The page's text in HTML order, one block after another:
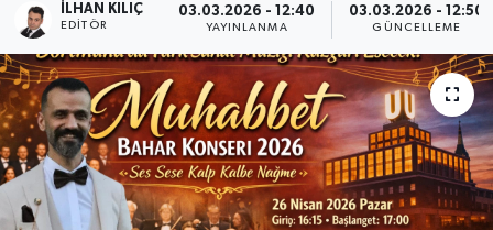
İLHAN KILIÇ
EDITÖR
03.03.2026 - 12:40
YAYINLANMA
03.03.2026 - 12:50
GÜNCELLEME
Haberde İnsan
Kültür-Sanat
Magazin